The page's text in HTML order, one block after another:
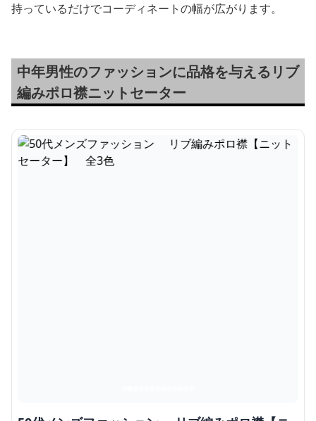
持っているだけでコーディネートの幅が広がります。
中年男性のファッションに品格を与えるリブ
編みポロ襟ニットセーター